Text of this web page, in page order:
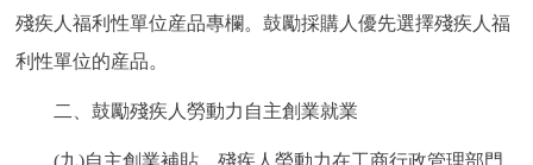
殘疾人福利性單位産品專欄。鼓勵採購人優先選擇殘疾人福
利性單位的産品。
二、鼓勵殘疾人勞動力自主創業就業
(九)自主創業補貼。殘疾人勞動力在工商行政管理部門